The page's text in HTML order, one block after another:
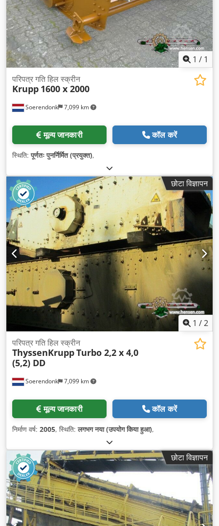
1 / 1
Soerendonk 7,099 km
परिपत्र गति हिल स्क्रीन
Krupp 1600 x 2000
मूल्य जानकारी कॉल करें
स्थिति:पूर्णतः पुनर्निर्मित (प्रयुक्त),
छोटा विज्ञापन
1 /2
Soerendonk 7,099 km
परिपत्र गति हिल स्क्रीन
ThyssenKruppTurbo 2,2 x 4,0
(5,2) DD
मूल्य जानकारी कॉल करें
निर्माण वर्ष: 2005, स्थिति:लगभग नया (उपयोग किया हुआ),
छोटा विज्ञापन